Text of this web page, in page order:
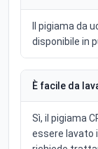
Il pigiama da
disponibile in
È facile da
Sì, il pigiama
essere lavato